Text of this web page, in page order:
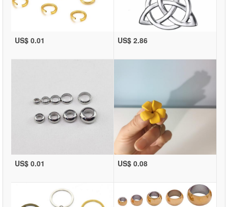
US$ 0.01 US$ 2.86
US$ 0.01 US$ 0.08